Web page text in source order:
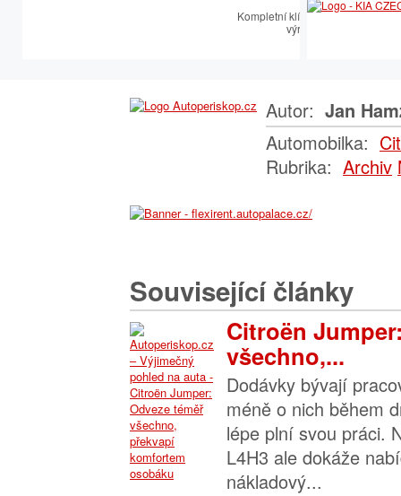
Kompletní klíčařský sortiment
výroby autoklíčů
Autor: Jan
Automobilka:
Rubrika: Archiv
Související články
Citroën
všechno,...
Dodávky bývají
méně o nich během
lépe plní svou práci.
L4H3 ale dokáže
nákladový...